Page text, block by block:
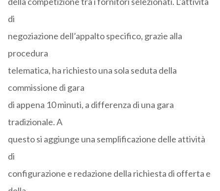
di
negoziazione dell’appalto specifico, grazie alla
procedura
telematica, ha richiesto una sola seduta della
commissione di gara
di appena 10 minuti, a differenza di una gara
tradizionale. A
questo si aggiunge una semplificazione delle attività
di
configurazione e redazione della richiesta di offerta e